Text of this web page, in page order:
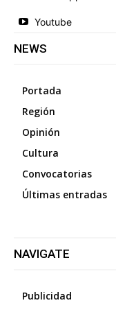
Youtube
NEWS
Portada
Región
Opinión
Cultura
Convocatorias
Últimas entradas
NAVIGATE
Publicidad